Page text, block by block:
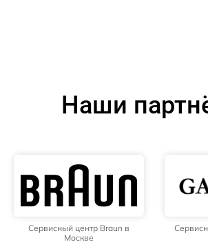
Наши
Сервисный центр Braun в
Москве